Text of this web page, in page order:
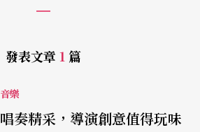
發表文章 1 篇
音樂
唱奏精采，導演創意值得玩味